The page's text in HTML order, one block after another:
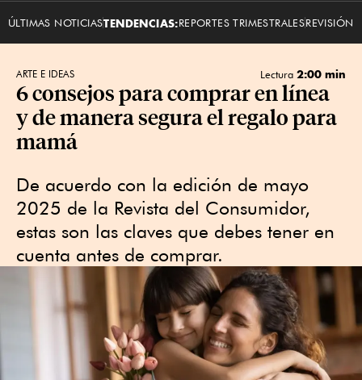
ÚLTIMAS NOTICIASTENDENCIAS:REPORTES TRIMESTRALESREVISIÓN
ARTE E IDEAS Lectura 2:00 min
6 consejos para comprar en línea
y de manera segura el regalo para
mamá
De acuerdo con la edición de mayo
2025 de la Revista del Consumidor,
estas son las claves que debes tener en
cuenta antes de comprar.